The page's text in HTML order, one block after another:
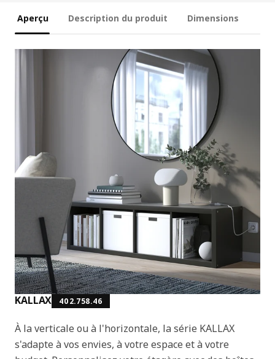
Aperçu Description du produit Dimensions
KALLAX 402.758.46
À la verticale ou à l'horizontale, la série KALLAX
s'adapte à vos envies, à votre espace et à votre